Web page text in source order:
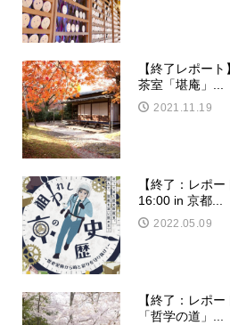
【終了レポー
茶室「堪庵」...
2021.11.19
【終了：レポ
16:00 in 京都...
2022.05.09
【終了：レポ
「哲学の道」...